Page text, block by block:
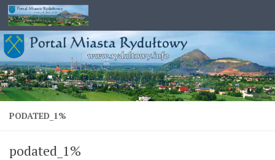
Przejdź do treści
PODATED_1%
podated_1%